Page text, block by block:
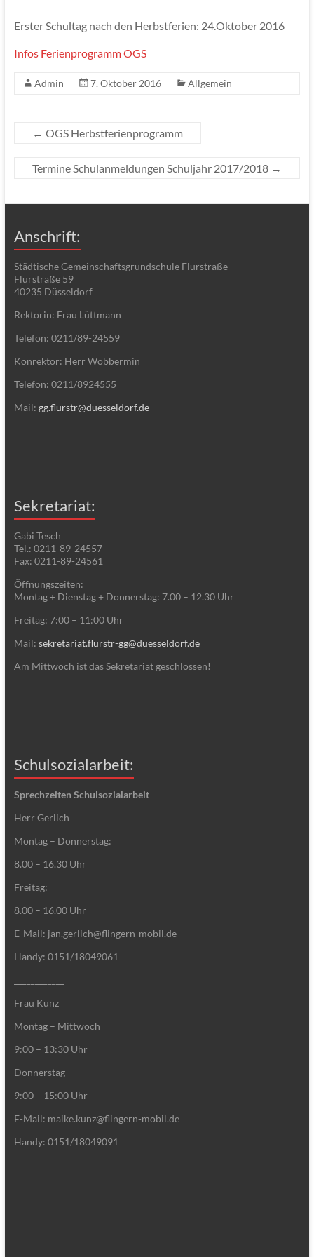
Erster Schultag nach den Herbstferien: 24.Oktober 2016
Infos Ferienprogramm OGS
Admin 7. Oktober 2016 Allgemein
← OGS Herbstferienprogramm
Termine Schulanmeldungen Schuljahr 2017/2018 →
Anschrift:
Städtische Gemeinschaftsgrundschule Flurstraße
Flurstraße 59
40235 Düsseldorf
Rektorin: Frau Lüttmann
Telefon: 0211/89-24559
Konrektor: Herr Wobbermin
Telefon: 0211/8924555
Mail: gg.flurstr@duesseldorf.de
Sekretariat:
Gabi Tesch
Tel.: 0211-89-24557
Fax: 0211-89-24561
Öffnungszeiten:
Montag + Dienstag + Donnerstag: 7.00 – 12.30 Uhr
Freitag: 7:00 – 11:00 Uhr
Mail: sekretariat.flurstr-gg@duesseldorf.de
Am Mittwoch ist das Sekretariat geschlossen!
Schulsozialarbeit:
Sprechzeiten Schulsozialarbeit
Herr Gerlich
Montag – Donnerstag:
8.00 – 16.30 Uhr
Freitag:
8.00 – 16.00 Uhr
E-Mail: jan.gerlich@flingern-mobil.de
Handy: 0151/18049061
Frau Kunz
Montag – Mittwoch
9:00 – 13:30 Uhr
Donnerstag
9:00 – 15:00 Uhr
E-Mail: maike.kunz@flingern-mobil.de
Handy: 0151/18049091